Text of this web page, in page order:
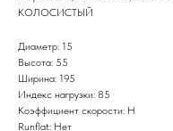
КОЛОСИСТЫЙ
Диаметр: 15
Высота: 55
Ширина: 195
Индекс нагрузки: 85
Коэффициент скорости: H
Runflat: Нет